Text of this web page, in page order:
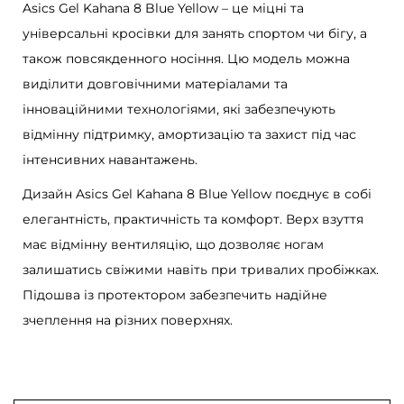
a
h
a
n
a
8
e
Asics Gel Kahana 8 Blue Yellow – це міцні та
універсальні кросівки для занять спортом чи бігу, а
також повсякденного носіння. Цю модель можна
виділити довговічними матеріалами та
інноваційними технологіями, які забезпечують
відмінну підтримку, амортизацію та захист під час
інтенсивних навантажень.
Дизайн Asics Gel Kahana 8 Blue Yellow поєднує в собі
елегантність, практичність та комфорт. Верх взуття
має відмінну вентиляцію, що дозволяє ногам
залишатись свіжими навіть при тривалих пробіжках.
Підошва із протектором забезпечить надійне
зчеплення на різних поверхнях.